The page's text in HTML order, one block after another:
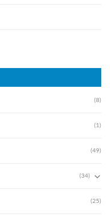
(8)
(1)
(49)
(34)
(25)